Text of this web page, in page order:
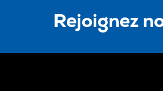
Rejoignez